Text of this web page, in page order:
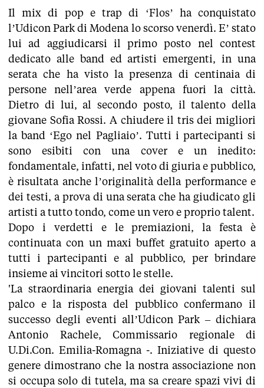
Il mix di pop e trap di ‘Flos’ ha conquistato
l’Udicon Park di Modena lo scorso venerdì. E’ stato
lui ad aggiudicarsi il primo posto nel contest
dedicato alle band ed artisti emergenti, in una
serata che ha visto la presenza di centinaia di
persone nell’area verde appena fuori la città.
Dietro di lui, al secondo posto, il talento della
giovane Sofia Rossi. A chiudere il tris dei migliori
la band ‘Ego nel Pagliaio’. Tutti i partecipanti si
sono esibiti con una cover e un inedito:
fondamentale, infatti, nel voto di giuria e pubblico,
è risultata anche l’originalità della performance e
dei testi, a prova di una serata che ha giudicato gli
artisti a tutto tondo, come un vero e proprio talent.
Dopo i verdetti e le premiazioni, la festa è
continuata con un maxi buffet gratuito aperto a
tutti i partecipanti e al pubblico, per brindare
insieme ai vincitori sotto le stelle.
'La straordinaria energia dei giovani talenti sul
palco e la risposta del pubblico confermano il
successo degli eventi all’Udicon Park – dichiara
Antonio Rachele, Commissario regionale di
U.Di.Con. Emilia-Romagna -. Iniziative di questo
genere dimostrano che la nostra associazione non
si occupa solo di tutela, ma sa creare spazi vivi di